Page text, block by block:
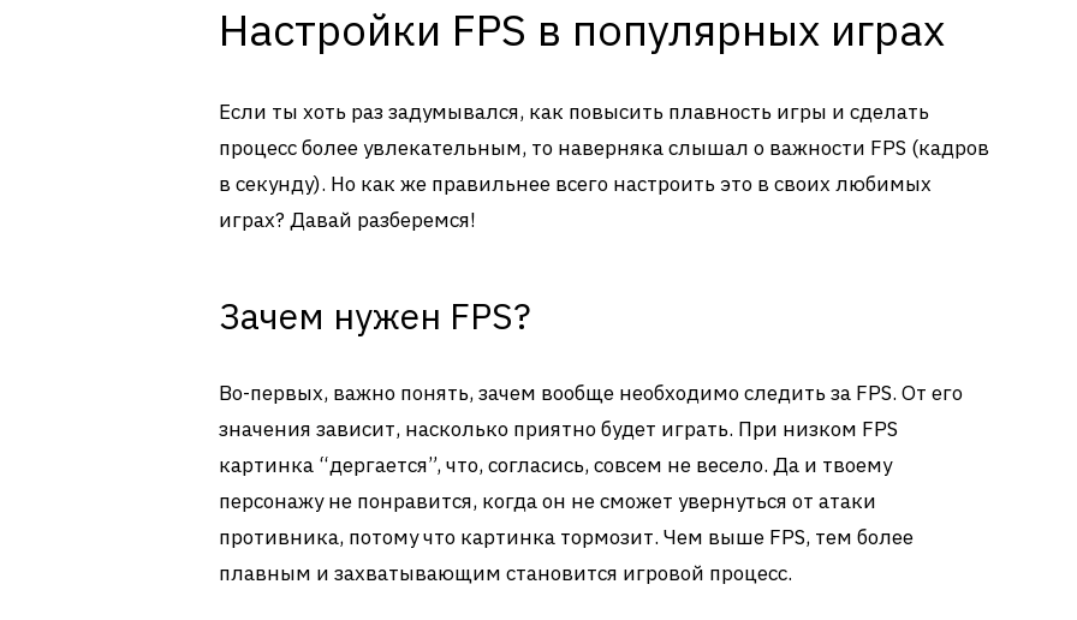
Настройки FPS в популярных играх
Если ты хоть раз задумывался, как повысить плавность игры и сделать
процесс более увлекательным, то наверняка слышал о важности FPS (кадров
в секунду). Но как же правильнее всего настроить это в своих любимых
играх? Давай разберемся!
Зачем нужен FPS?
Во-первых, важно понять, зачем вообще необходимо следить за FPS. От его
значения зависит, насколько приятно будет играть. При низком FPS
картинка “дергается”, что, согласись, совсем не весело. Да и твоему
персонажу не понравится, когда он не сможет увернуться от атаки
противника, потому что картинка тормозит. Чем выше FPS, тем более
плавным и захватывающим становится игровой процесс.